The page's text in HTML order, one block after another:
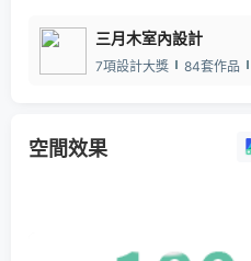
通風和採光效果，增
餐區，提升使用功能
的享受沐浴之樂。
三月木室內設計
7項設計大獎
84套作品
空間效果